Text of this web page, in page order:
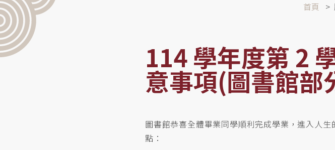
導
航
連
結
首頁
114 學年度第 2
意事項(圖書館部
圖書館恭喜全體畢業同學順利完成學業，進入人
點：